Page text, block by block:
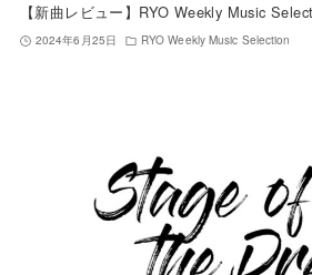
【新曲レビュー】RYO Weekly Music
2024年6月25日 RYO Weekly Music Selection